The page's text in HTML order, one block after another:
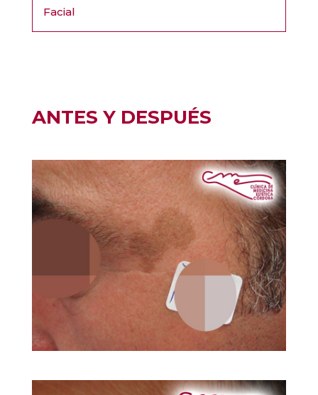
Facial
ANTES Y DESPUÉS